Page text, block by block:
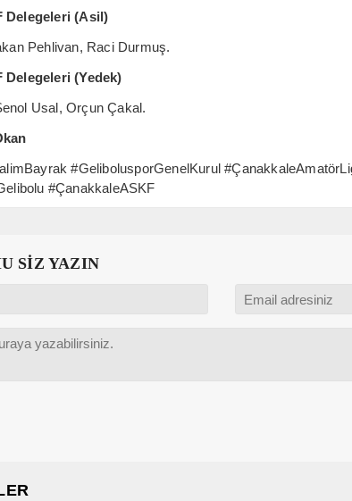
Delegeleri (Asil)
Pehlivan, Raci Durmuş.
Delegeleri (Yedek)
Usal, Orçun Çakal.
#GelibolusporGenelKurul
#ÇanakkaleASKF
SİZ YAZIN